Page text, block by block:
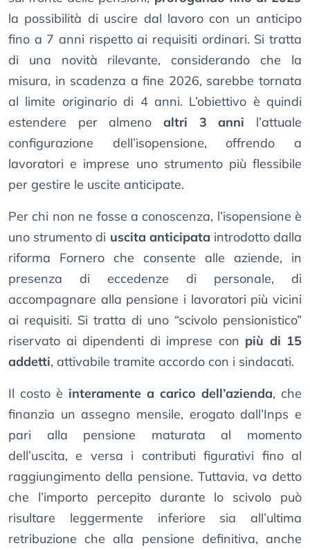
la possibilità di uscire dal lavoro con un anticipo
fino a 7 anni rispetto ai requisiti ordinari. Si tratta
di una novità rilevante, considerando che la
misura, in scadenza a fine 2026, sarebbe tornata
al limite originario di 4 anni. L’obiettivo è quindi
estendere per almeno altri 3 anni l’attuale
configurazione dell’isopensione, offrendo a
lavoratori e imprese uno strumento più flessibile
per gestire le uscite anticipate.
Per chi non ne fosse a conoscenza, l’isopensione è
uno strumento di uscita anticipata introdotto dalla
riforma Fornero che consente alle aziende, in
presenza di eccedenze di personale, di
accompagnare alla pensione i lavoratori più vicini
ai requisiti. Si tratta di uno “scivolo pensionistico”
riservato ai dipendenti di imprese con più di 15
addetti, attivabile tramite accordo con i sindacati.
Il costo è interamente a carico dell’azienda, che
finanzia un assegno mensile, erogato dall’Inps e
pari alla pensione maturata al momento
dell’uscita, e versa i contributi figurativi fino al
raggiungimento della pensione. Tuttavia, va detto
che l’importo percepito durante lo scivolo può
risultare leggermente inferiore sia all’ultima
retribuzione che alla pensione definitiva, anche